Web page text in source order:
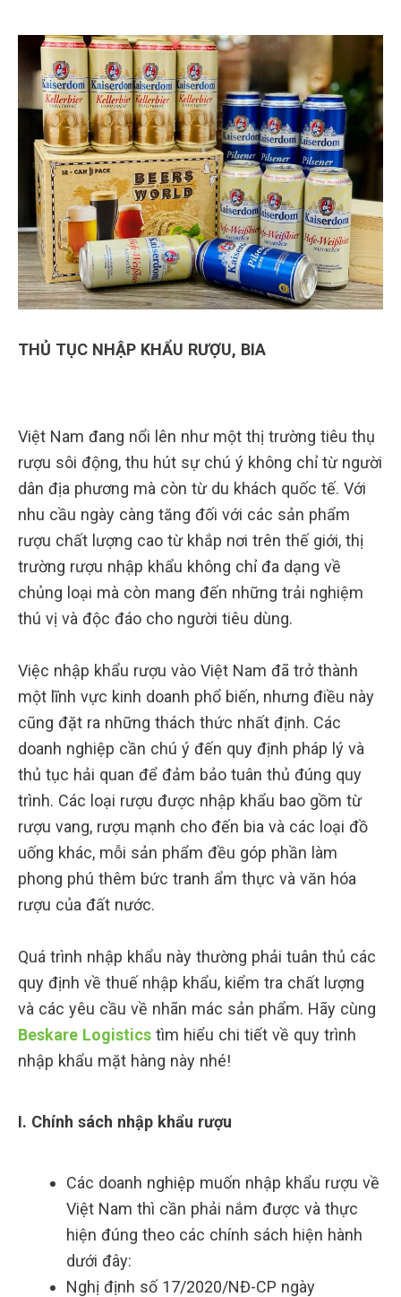
THỦ TỤC NHẬP KHẨU RƯỢU, BIA
Việt Nam đang nổi lên như một thị trường tiêu thụ
rượu sôi động, thu hút sự chú ý không chỉ từ người
dân địa phương mà còn từ du khách quốc tế. Với
nhu cầu ngày càng tăng đối với các sản phẩm
rượu chất lượng cao từ khắp nơi trên thế giới, thị
trường rượu nhập khẩu không chỉ đa dạng về
chủng loại mà còn mang đến những trải nghiệm
thú vị và độc đáo cho người tiêu dùng.
Việc nhập khẩu rượu vào Việt Nam đã trở thành
một lĩnh vực kinh doanh phổ biến, nhưng điều này
cũng đặt ra những thách thức nhất định. Các
doanh nghiệp cần chú ý đến quy định pháp lý và
thủ tục hải quan để đảm bảo tuân thủ đúng quy
trình. Các loại rượu được nhập khẩu bao gồm từ
rượu vang, rượu mạnh cho đến bia và các loại đồ
uống khác, mỗi sản phẩm đều góp phần làm
phong phú thêm bức tranh ẩm thực và văn hóa
rượu của đất nước.
Quá trình nhập khẩu này thường phải tuân thủ các
quy định về thuế nhập khẩu, kiểm tra chất lượng
và các yêu cầu về nhãn mác sản phẩm. Hãy cùng
Beskare Logistics tìm hiểu chi tiết về quy trình
nhập khẩu mặt hàng này nhé!
I. Chính sách nhập khẩu rượu
Các doanh nghiệp muốn nhập khẩu rượu về
Việt Nam thì cần phải nắm được và thực
hiện đúng theo các chính sách hiện hành
dưới đây:
Nghị định số 17/2020/NĐ-CP ngày